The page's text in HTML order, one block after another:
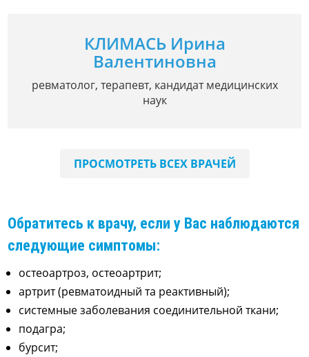
КЛИМАСЬ Ирина
Валентиновна
ревматолог, терапевт, кандидат медицинских
наук
ПРОСМОТРЕТЬ ВСЕХ ВРАЧЕЙ
Обратитесь к врачу, если у Вас наблюдаются
следующие симптомы:
остеоартроз, остеоартрит;
артрит (ревматоидный та реактивный);
системные заболевания соединительной ткани;
подагра;
бурсит;